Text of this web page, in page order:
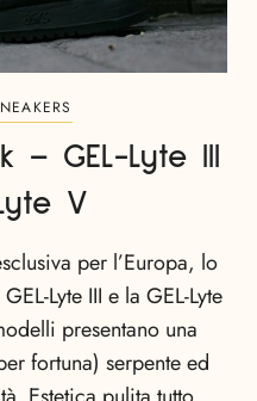
– GEL-Lyte III
V
per l’Europa, lo
Lyte III e la GEL-Lyte
presentano una
fortuna) serpente ed